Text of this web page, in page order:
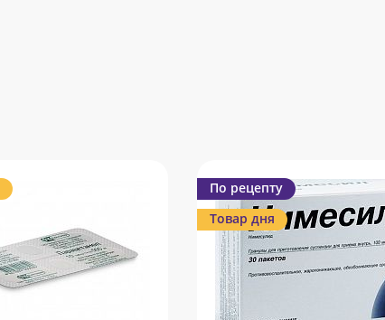
По рецепту
Товар дня